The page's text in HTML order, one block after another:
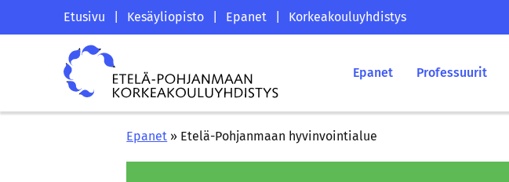
Etelä-
Pohjanmaan
korkeakouluyhdistyksen
saapumissivu
Etusivu Kesäyliopisto Epanet Korkeakouluyhdistys
Etelä-
Pohjanmaan
korkeakouluyhdistys
Epanet Professuurit
Epanet » Etelä-Pohjanmaan hyvinvointialue